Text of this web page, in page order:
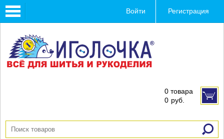
Toggle
navigation
Войти Регистрация
0 товара
0 руб.